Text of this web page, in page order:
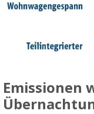
Emissionen